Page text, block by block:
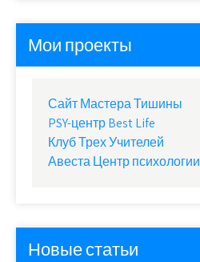
Мои проекты
Сайт Мастера Тишины
PSY-центр Best Life
Клуб Трех Учителей
Авеста Центр психологии
Новые статьи